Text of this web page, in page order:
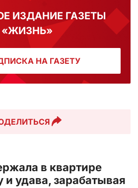
ИЗДАНИЕ ГАЗЕТЫ
«ЖИЗНЬ»
НА ГАЗЕТУ
в квартире
и удава, зарабатывая